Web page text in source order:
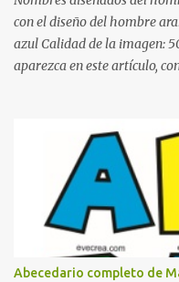
de colo...
con el diseño del hombre
azul Calidad de la imagen:
aparezca en este artículo,
decorar el dormitorio con
boxeo Ideas para
que se pueden hacer con
Abecedario completo de